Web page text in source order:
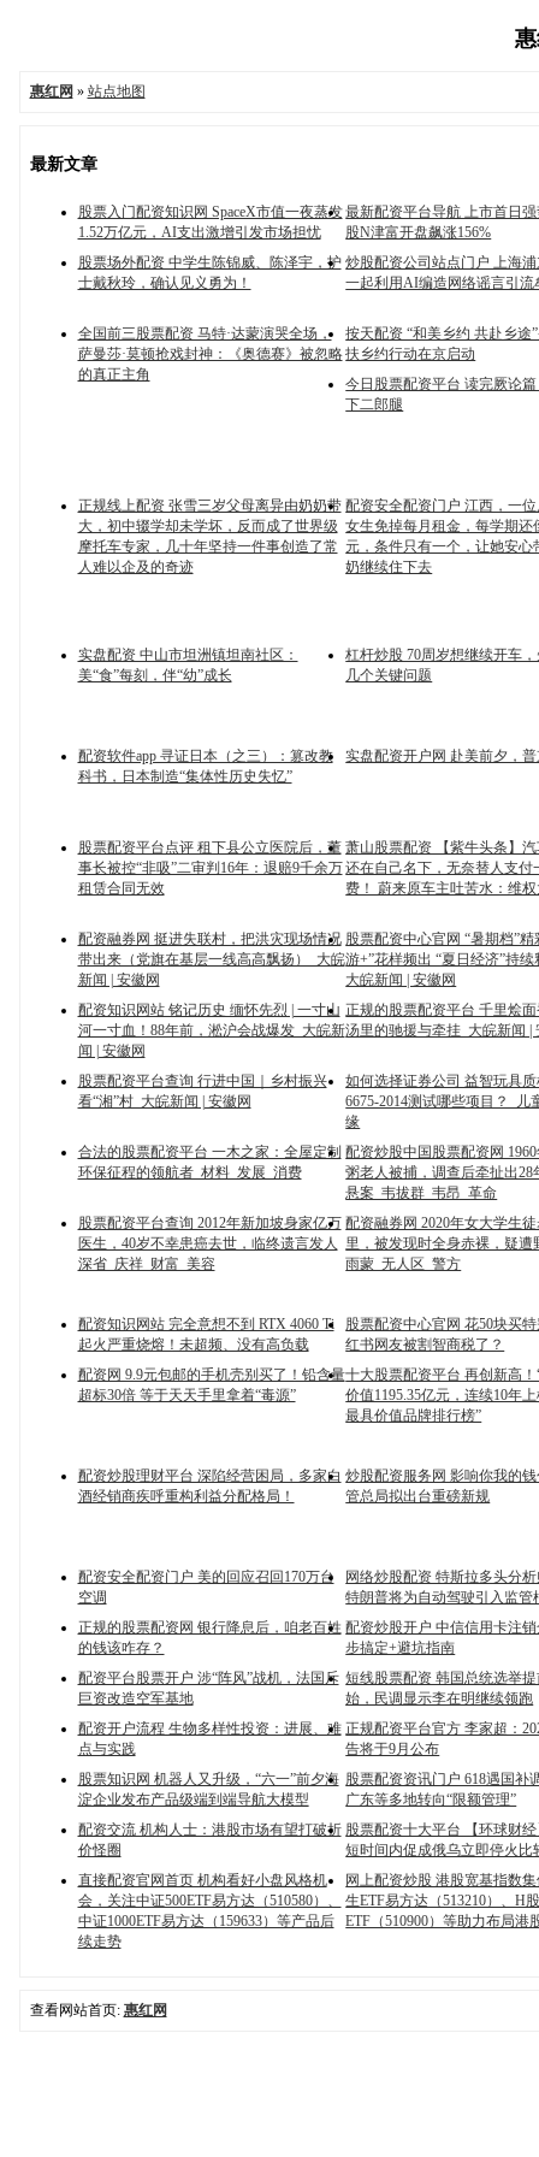
惠红网 » 站点地图
最新文章
股票入门配资知识网 SpaceX市值一夜蒸发
1.52万亿元，AI支出激增引发市场担忧
最新配资平台导航 上市首日
股N津富开盘飙涨156%
股票场外配资 中学生陈锦威、陈泽宇，护
士戴秋玲，确认见义勇为！
炒股配资公司站点门户 上海
一起利用AI编造网络谣言引流
全国前三股票配资 马特·达蒙演哭全场，
萨曼莎·莫顿抢戏封神：《奥德赛》被忽略
的真正主角
按天配资 “和美乡约 共赴乡途
扶乡约行动在京启动
今日股票配资平台 读完厥论
下二郎腿
正规线上配资 张雪三岁父母离异由奶奶带
大，初中辍学却未学坏，反而成了世界级
摩托车专家，几十年坚持一件事创造了常
人难以企及的奇迹
配资安全配资门户 江西，一
女生免掉每月租金，每学期还
元，条件只有一个，让她安心
奶继续住下去
实盘配资 中山市坦洲镇坦南社区：
美“食”每刻，伴“幼”成长
杠杆炒股 70周岁想继续开车
几个关键问题
配资软件app 寻证日本（之三）：篡改教
科书，日本制造“集体性历史失忆”
实盘配资开户网 赴美前夕，
股票配资平台点评 租下县公立医院后，董
事长被控“非吸”二审判16年：退赔9千余万
租赁合同无效
萧山股票配资 【紫牛头条】
还在自己名下，无奈替人支付
费！ 蔚来原车主吐苦水：维
配资融券网 挺进失联村，把洪灾现场情况
带出来（党旗在基层一线高高飘扬）_大皖
新闻 | 安徽网
股票配资中心官网 “暑期档”精
游+”花样频出 “夏日经济”持
大皖新闻 | 安徽网
配资知识网站 铭记历史 缅怀先烈 | 一寸山
河一寸血！88年前，淞沪会战爆发_大皖新
闻 | 安徽网
正规的股票配资平台 千里烩
汤里的驰援与牵挂_大皖新闻 |
股票配资平台查询 行进中国｜乡村振兴
看“湘”村_大皖新闻 | 安徽网
如何选择证券公司 益智玩具
6675-2014测试哪些项目？_儿
缘
合法的股票配资平台 一木之家：全屋定制
环保征程的领航者_材料_发展_消费
配资炒股中国股票配资网
粥老人被捕，调查后牵扯出28
悬案_韦拔群_韦昂_革命
股票配资平台查询 2012年新加坡身家亿万
医生，40岁不幸患癌去世，临终遗言发人
深省_庆祥_财富_美容
配资融券网 2020年女大学生
里，被发现时全身赤裸，疑遭
雨蒙_无人区_警方
配资知识网站 完全意想不到 RTX 4060 Ti
起火严重烧熔！未超频、没有高负载
股票配资中心官网 花50块买
红书网友被割智商税了？
配资网 9.9元包邮的手机壳别买了！铅含量
超标30倍 等于天天手里拿着“毒源”
十大股票配资平台 再创新高！
价值1195.35亿元，连续10年
最具价值品牌排行榜”
配资炒股理财平台 深陷经营困局，多家白
酒经销商疾呼重构利益分配格局！
炒股配资服务网 影响你我的
管总局拟出台重磅新规
配资安全配资门户 美的回应召回170万台
空调
网络炒股配资 特斯拉多头分
特朗普将为自动驾驶引入监管
正规的股票配资网 银行降息后，咱老百姓
的钱该咋存？
配资炒股开户 中信信用卡注
步搞定+避坑指南
配资平台股票开户 涉“阵风”战机，法国斥
巨资改造空军基地
短线股票配资 韩国总统选举
始，民调显示李在明继续领跑
配资开户流程 生物多样性投资：进展、难
点与实践
正规配资平台官方 李家超：
告将于9月公布
股票知识网 机器人又升级，“六一”前夕海
淀企业发布产品级端到端导航大模型
股票配资资讯门户 618遇国补
广东等多地转向“限额管理”
配资交流 机构人士：港股市场有望打破折
价怪圈
股票配资十大平台 【环球财
短时间内促成俄乌立即停火比
直接配资官网首页 机构看好小盘风格机
会，关注中证500ETF易方达（510580）、
中证1000ETF易方达（159633）等产品后
续走势
网上配资炒股 港股宽基指数
生ETF易方达（513210）、H
ETF（510900）等助力布局港
查看网站首页: 惠红网